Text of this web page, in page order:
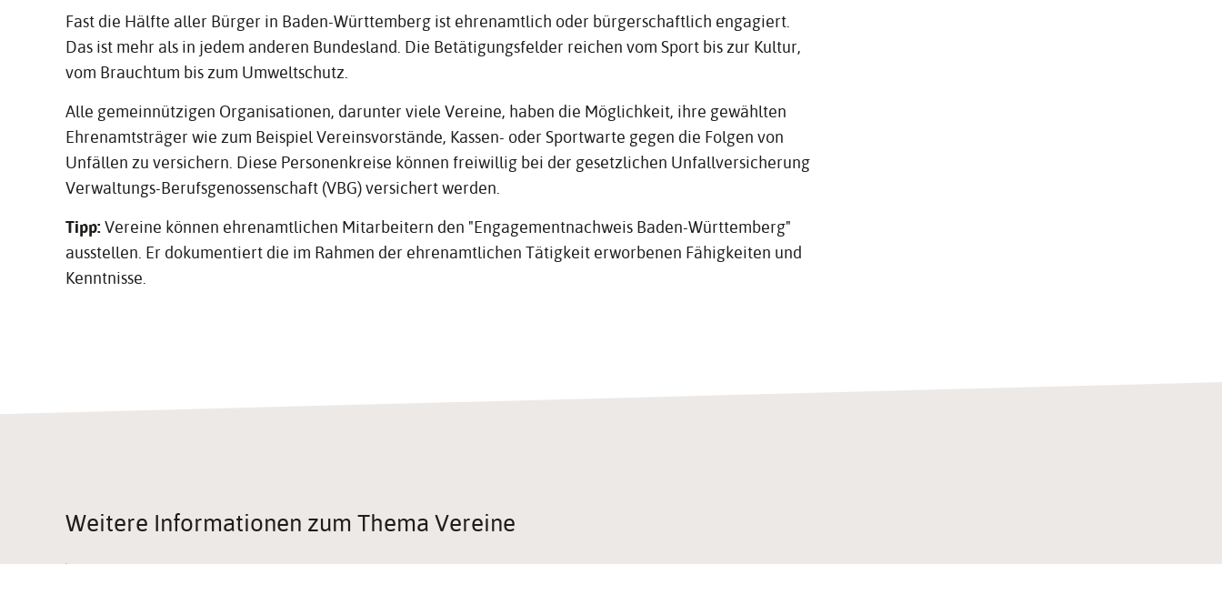
Fast die Hälfte aller Bürger in Baden-Württemberg ist ehrenamtlich oder bürgerschaftlich engagiert.
Das ist mehr als in jedem anderen Bundesland. Die Betätigungsfelder reichen vom Sport bis zur Kultur,
vom Brauchtum bis zum Umweltschutz.
Alle gemeinnützigen Organisationen, darunter viele Vereine, haben die Möglichkeit, ihre gewählten
Ehrenamtsträger wie zum Beispiel Vereinsvorstände, Kassen- oder Sportwarte gegen die Folgen von
Unfällen zu versichern. Diese Personenkreise können freiwillig bei der gesetzlichen Unfallversicherung
Verwaltungs-Berufsgenossenschaft (VBG) versichert werden.
Tipp: Vereine können ehrenamtlichen Mitarbeitern den "Engagementnachweis Baden-Württemberg"
ausstellen. Er dokumentiert die im Rahmen der ehrenamtlichen Tätigkeit erworbenen Fähigkeiten und
Kenntnisse.
Weitere Infor­ma­tionen zum Thema Vereine